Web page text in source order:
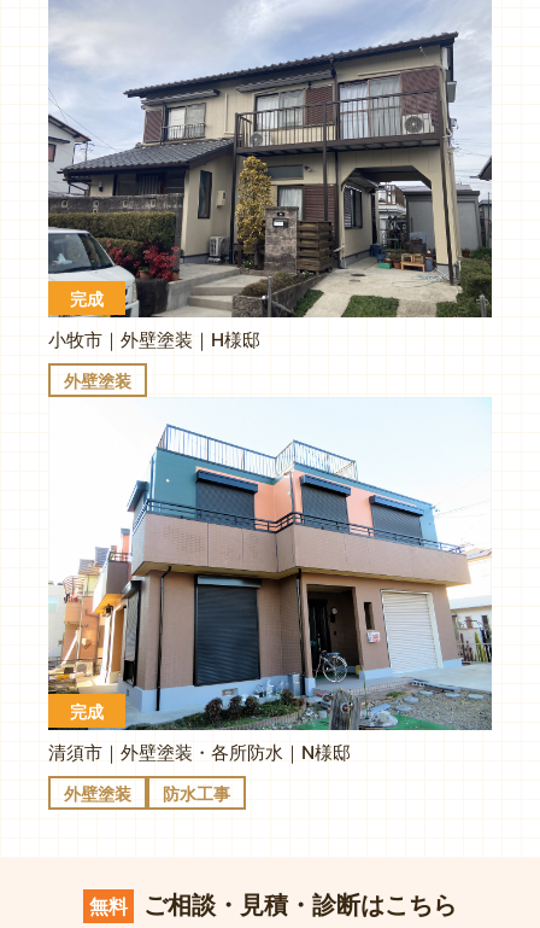
完成
小牧市｜外壁塗装｜H様邸
外壁塗装
完成
清須市｜外壁塗装・各所防水｜N様邸
外壁塗装 防水工事
無料 ご相談・見積・診断はこちら